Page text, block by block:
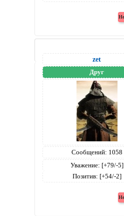
zet
Друг
Сообщений: 1058
Уважение: [+79/-5]
Позитив: [+54/-2]